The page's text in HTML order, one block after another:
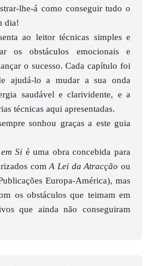
lhe-á como conseguir tudo o
dia!
ao leitor técnicas simples e
os obstáculos emocionais e
o sucesso. Cada capítulo foi
ajudá-lo a mudar a sua onda
saudável e clarividente, e a
técnicas aqui apresentadas.
sonhou graças a este guia
Si é uma obra concebida para
comA Lei da Atracção ou
Europa-América), mas
os obstáculos que teimam em
que ainda não conseguiram